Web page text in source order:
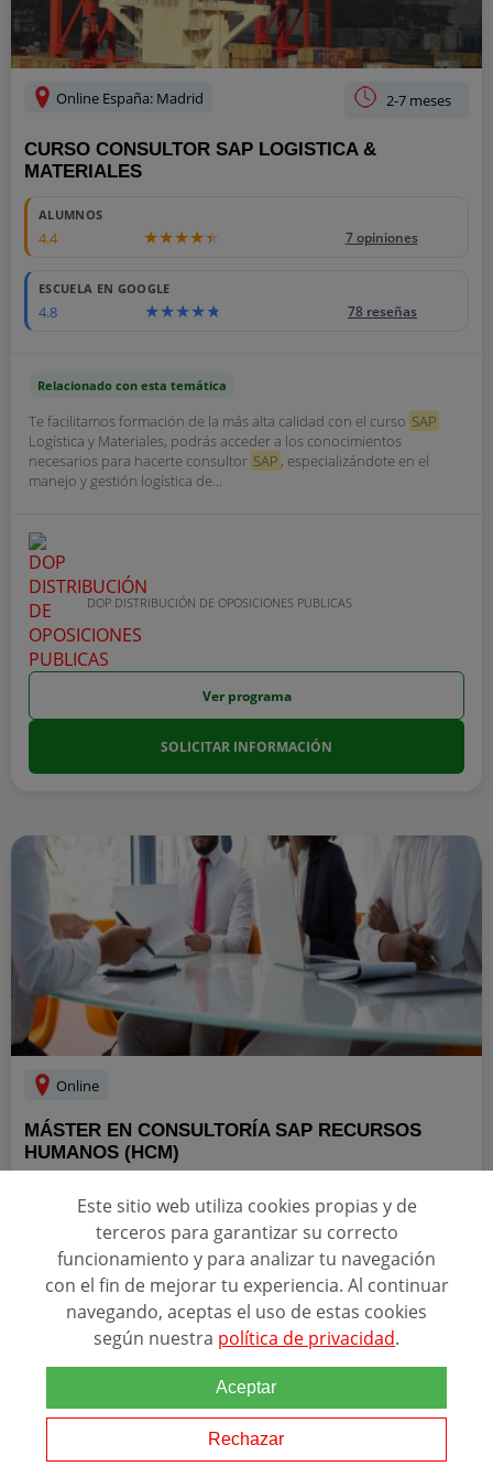
Online España: Madrid 2-7 meses
CURSO CONSULTOR SAP LOGISTICA &
MATERIALES
ALUMNOS
4.4 7 opiniones
ESCUELA EN GOOGLE
4.8 78 reseñas
Relacionado con esta temática
Te facilitamos formación de la más alta calidad con el curso SAP
Logística y Materiales, podrás acceder a los conocimientos
necesarios para hacerte consultor SAP , especializándote en el
manejo y gestión logística de...
DOP DISTRIBUCIÓN DE OPOSICIONES PUBLICAS
Ver programa
SOLICITAR INFORMACIÓN
Online
MÁSTER EN CONSULTORÍA SAP RECURSOS
HUMANOS (HCM)
ALUMNOS
1 opinión
ACREDITACIONES
Relacionado con esta temática
Con nuestro curso a distancia en Consultoría
Humanos aprenderás todo sobre la gestión de personal. Desde
buscar a los mejores candidatos para crear el equipo perfecto a
gestionar de forma eficaz nóminas,...
Este sitio web utiliza cookies propias y de
terceros para garantizar su correcto
funcionamiento y para analizar tu navegación
con el fin de mejorar tu experiencia. Al continuar
navegando, aceptas el uso de estas cookies
según nuestra política de privacidad.
Aceptar
Rechazar